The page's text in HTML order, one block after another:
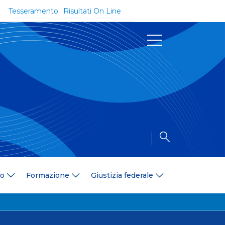
Risultati On Line
Tesseramento
Formazione Giustizia federale
Documenti
Regolamenti e Codici
Delibere
Amministrazione Trasparente
Formazione